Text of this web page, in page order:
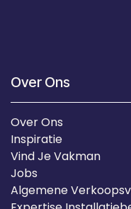
Over Ons
Over Ons
Inspiratie
Vind Je Vakman
Jobs
Algemene